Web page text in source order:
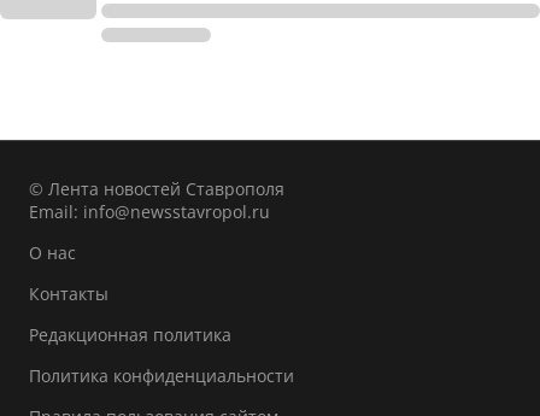
© Лента новостей Ставрополя
Email: info@newsstavropol.ru
О нас
Контакты
Редакционная политика
Политика конфиденциальности